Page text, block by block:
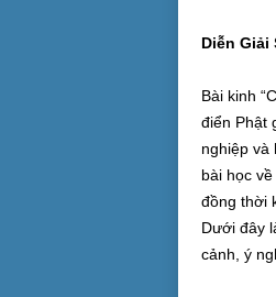
Diễn Giải
Bài kinh
điển Phật
nghiệp và
bài học
đồng thời
Dưới đây
cảnh, ý